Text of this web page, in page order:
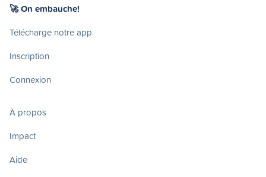
🚀 On embauche!
Télécharge notre app
Inscription
Connexion
À propos
Impact
Aide